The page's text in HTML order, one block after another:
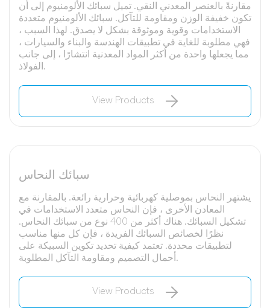
مقارنةً بالعنصر المعدني النقي. تميل سبائك الألومنيوم إلى أن
تكون خفيفة الوزن ومقاومة للتآكل. سبائك الألومنيوم متعددة
الاستخدامات وقوية وموثوقة بشكل لا يصدق. لهذا السبب ،
فهي مطلوبة للغاية في تطبيقات الهندسة والبناء والسيارات ،
مما يجعلها واحدة من أكثر المواد المعدنية انتشارًا ، إلى جانب
الفولاذ.
View Products
سبائك النحاس
يشتهر النحاس بموصلية كهربائية وحرارية رائعة. بالمقارنة مع
المعادن الأخرى ، فإن النحاس متعدد الاستخدامات في
تشكيل السبائك. هناك أكثر من 400 نوع من سبائك النحاس.
نظرًا لخصائص السبائك الفريدة ، فإن كل منها مناسب
لتطبيقات محددة. تعتمد كيفية تحديد تكوين السبيكة على
أحمال التصميم ومقاومة التآكل المطلوبة.
View Products